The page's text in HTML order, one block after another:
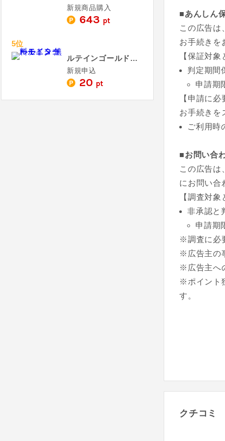
■あんしん
この広告は
お手続きを
【保証対
判定期間
申請期
【申請に
お手続きを
ご利用時
■お問い合
この広告は
にお問い合
【調査対
非承認と
申請期
※調査に必
※広告主の
※広告主へ
※ポイント
す。
クチコミ
新規商品購入
643 pt
5位
ルテインゴールドＳ 無料モニター
新規申込
20 pt